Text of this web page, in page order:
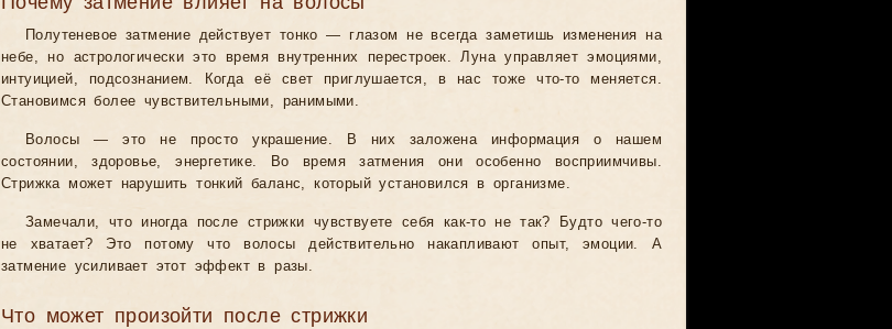
Полутеневое затмение действует тонко — глазом не всегда заметишь изменения на
небе, но астрологически это время внутренних перестроек. Луна управляет эмоциями,
интуицией, подсознанием. Когда её свет приглушается, в нас тоже что-то меняется.
Становимся более чувствительными, ранимыми.
Волосы — это не просто украшение. В них заложена информация о нашем
состоянии, здоровье, энергетике. Во время затмения они особенно восприимчивы.
Стрижка может нарушить тонкий баланс, который установился в организме.
Замечали, что иногда после стрижки чувствуете себя как-то не так? Будто чего-то
не хватает? Это потому что волосы действительно накапливают опыт, эмоции. А
затмение усиливает этот эффект в разы.
Что может произойти после стрижки